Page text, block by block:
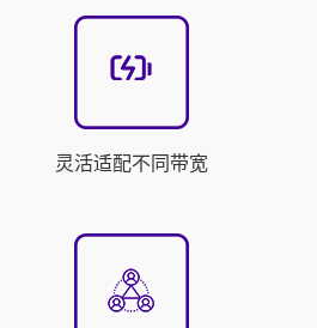
灵活适配不同带宽